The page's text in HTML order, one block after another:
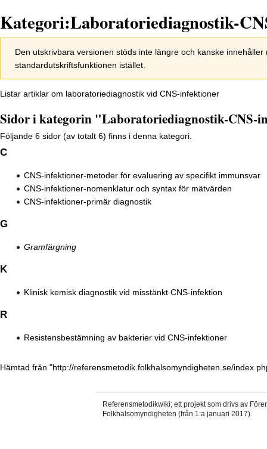
Kategori:Laboratoriediagnostik-
navigering
Den utskrivbara versionen stöds inte längre och kanske
standardutskriftsfunktionen istället.
Listar artiklar om laboratoriediagnostik vid CNS-infektioner
Sidor i kategorin "Laboratoriediagnostik-CNS-
Följande 6 sidor (av totalt 6) finns i denna kategori.
C
CNS-infektioner-metoder för evaluering av specifikt immunsvar
CNS-infektioner-nomenklatur och syntax för mätvärden
CNS-infektioner-primär diagnostik
G
Gramfärgning
K
Klinisk kemisk diagnostik vid misstänkt CNS-infektion
R
Resistensbestämning av bakterier vid CNS-infektioner
Hämtad från "http://referensmetodik.folkhalsomyndigheten.se/
Referensmetodikwiki; ett projekt som drivs av
Folkhälsomyndigheten (från 1:a januari 2017).